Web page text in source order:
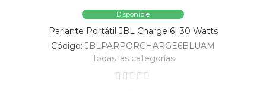
Disponible
Parlante Portátil JBL Charge 6| 30 Watts
Código: JBLPARPORCHARGE6BLUAM
Todas las categorías